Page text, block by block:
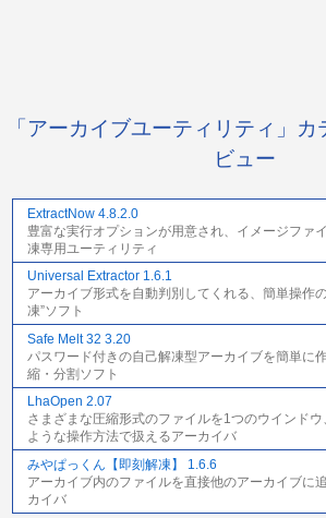
「アーカイブユーティリティ」
ビュー
ExtractNow 4.8.2.0
豊富な実行オプションが用意され、イメージファ
凍専用ユーティリティ
Universal Extractor 1.6.1
アーカイブ形式を自動判別してくれる、簡単操作
凍”ソフト
Safe Melt 32 3.20
パスワード付きの自己解凍型アーカイブを簡単に
縮・分割ソフト
LhaOpen 2.07
さまざまな圧縮形式のファイルを1つのウインド
ような操作方法で扱えるアーカイバ
みやぱっくん【即刻解凍】 1.6.6
アーカイブ内のファイルを直接他のアーカイブに
カイバ